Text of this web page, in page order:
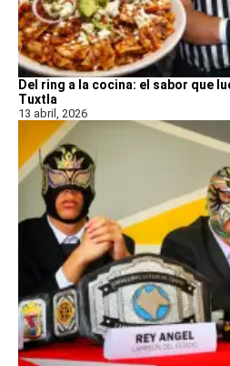
Del ring a la cocina: el sabor que
Tuxtla
13 abril, 2026